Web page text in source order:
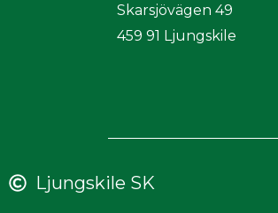
Skarsjövägen 49
459 91 Ljungskile
Ljungskile SK